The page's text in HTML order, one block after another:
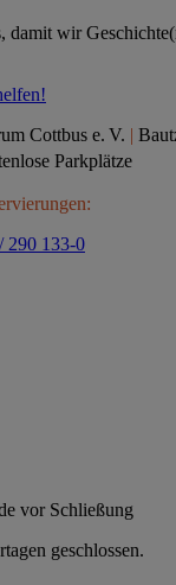
damit wir
Cottbus e. V. |
Parkplätze
290 133-0
vor Schließung
geschlossen.